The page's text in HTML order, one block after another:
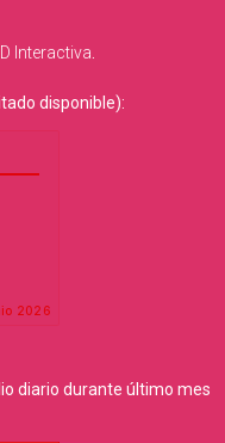
Interactiva.
disponible):
diario durante último mes